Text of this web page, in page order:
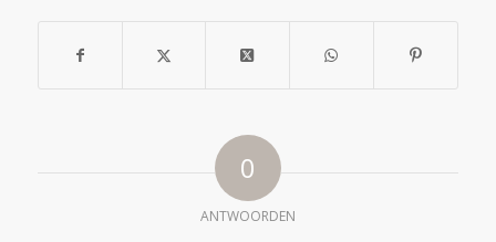
0
ANTWOORDEN